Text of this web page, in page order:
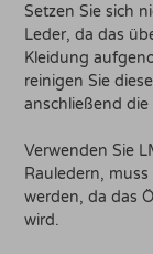
Setzen Sie sich
Leder, da das
Kleidung
reinigen Sie
anschließend
Verwenden Sie
Rauledern,
werden, da das
wird.